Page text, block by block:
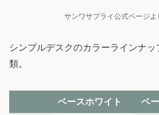
サンワサプライ公式ページよ
シンプルデスクのカラーラインナッ
類。
ベースホワイト ベ